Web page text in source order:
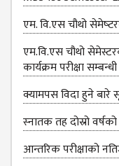
COMMITTEE
SELF-
ASSESSMENT
TEAM (SAT)
INTERNAL
QUALITY
ASSURANCE
COMMITTEE
(IQAC)
एम. वि.एस चौथो
एम.वि.एस चौथो
कार्यक्रम परीक्षा
क्यामपस विदा हुने बारे
स्‍नातक तह दोस्रो
आन्तरिक परीक्षाको